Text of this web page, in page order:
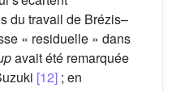
du travail de Brézis–
« residuelle » dans
avait été remarquée
[12] ; en